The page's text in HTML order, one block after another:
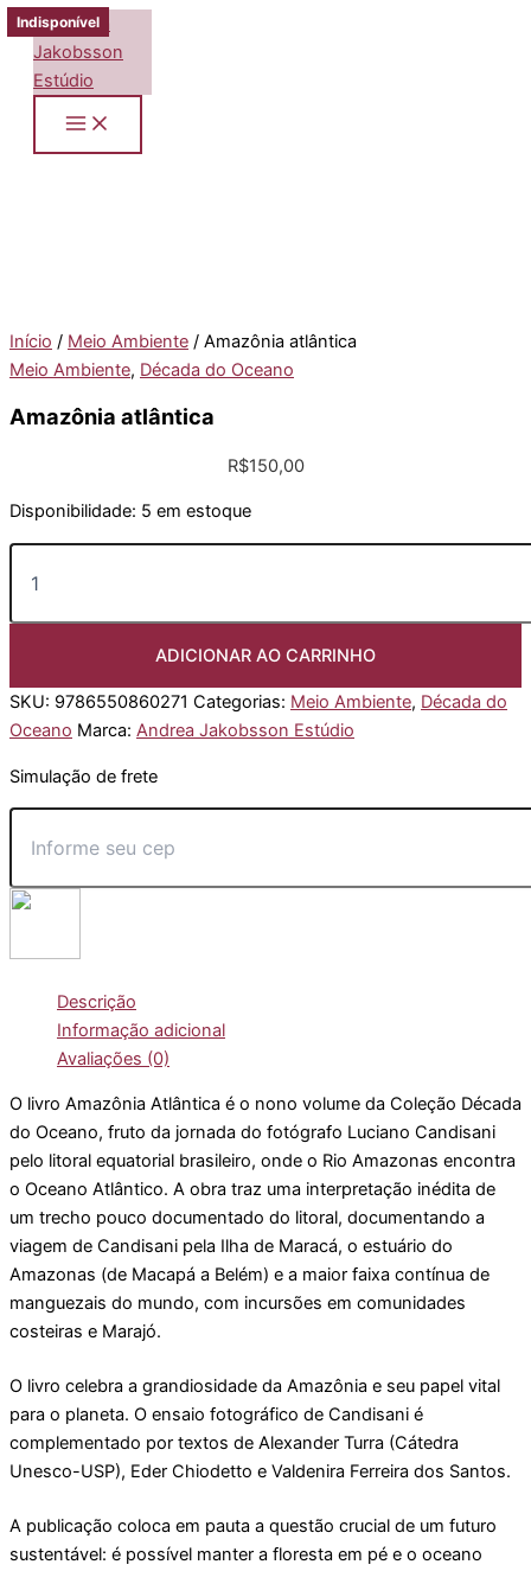
Ir
para
Início / Meio Ambiente / Amazônia atlântica
Meio Ambiente, Década do Oceano
Amazônia atlântica
R$150,00
Disponibilidade: 5 em estoque
Amazônia
atlântica
ADICIONAR AO CARRINHO
SKU: 9786550860271 Categorias: Meio Ambiente, Década do
Oceano Marca: Andrea Jakobsson Estúdio
Simulação de frete
Descrição
Informação adicional
Avaliações (0)
O livro Amazônia Atlântica é o nono volume da Coleção Década
do Oceano, fruto da jornada do fotógrafo Luciano Candisani
pelo litoral equatorial brasileiro, onde o Rio Amazonas encontra
o Oceano Atlântico. A obra traz uma interpretação inédita de
um trecho pouco documentado do litoral, documentando a
viagem de Candisani pela Ilha de Maracá, o estuário do
Amazonas (de Macapá a Belém) e a maior faixa contínua de
manguezais do mundo, com incursões em comunidades
costeiras e Marajó.
O livro celebra a grandiosidade da Amazônia e seu papel vital
para o planeta. O ensaio fotográfico de Candisani é
complementado por textos de Alexander Turra (Cátedra
Unesco-USP), Eder Chiodetto e Valdenira Ferreira dos Santos.
A publicação coloca em pauta a questão crucial de um futuro
sustentável: é possível manter a floresta em pé e o oceano
Indisponível
Indisponível